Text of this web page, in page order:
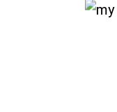
Spring naar hoofd-
Skip to page footer